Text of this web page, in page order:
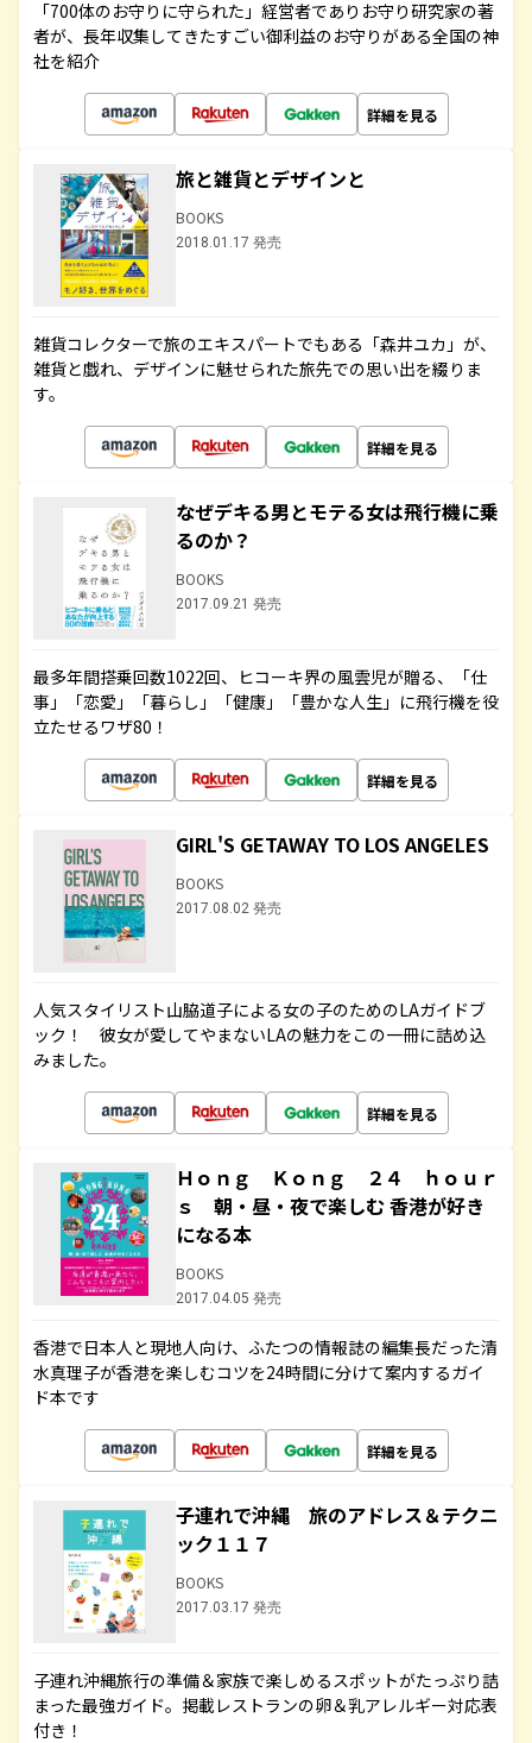
「700体のお守りに守られた」経営者でありお守り研究家の著
者が、長年収集してきたすごい御利益のお守りがある全国の神
社を紹介
詳細を見る
旅と雑貨とデザインと
BOOKS
2018.01.17 発売
雑貨コレクターで旅のエキスパートでもある「森井ユカ」が、
雑貨と戯れ、デザインに魅せられた旅先での思い出を綴りま
す。
詳細を見る
なぜデキる男とモテる女は飛行機に乗
るのか？
BOOKS
2017.09.21 発売
最多年間搭乗回数1022回、ヒコーキ界の風雲児が贈る、「仕
事」「恋愛」「暮らし」「健康」「豊かな人生」に飛行機を役
立たせるワザ80！
詳細を見る
GIRL'S GETAWAY TO LOS ANGELES
BOOKS
2017.08.02 発売
人気スタイリスト山脇道子による女の子のためのLAガイドブ
ック！ 彼女が愛してやまないLAの魅力をこの一冊に詰め込
みました。
詳細を見る
Ｈｏｎｇ Ｋｏｎｇ ２４ ｈｏｕｒ
ｓ 朝・昼・夜で楽しむ 香港が好き
になる本
BOOKS
2017.04.05 発売
香港で日本人と現地人向け、ふたつの情報誌の編集長だった清
水真理子が香港を楽しむコツを24時間に分けて案内するガイ
ド本です
詳細を見る
子連れで沖縄 旅のアドレス＆テクニ
ック１１７
BOOKS
2017.03.17 発売
子連れ沖縄旅行の準備＆家族で楽しめるスポットがたっぷり詰
まった最強ガイド。掲載レストランの卵＆乳アレルギー対応表
付き！